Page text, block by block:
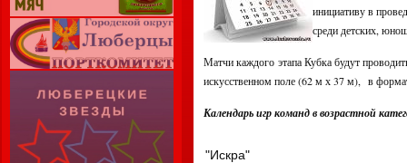
инициативу в
среди детских,
Матчи каждого этапа Кубка будут
искусственном поле (62 м х 37 м), в
Календарь игр команд в возрастной
"Искра"